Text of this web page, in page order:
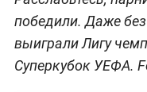
победили. Даже
выиграли Лигу
Суперкубок УЕФА.